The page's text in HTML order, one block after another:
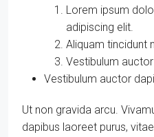
Lorem ipsum
adipiscing elit.
Aliquam tincidunt
Vestibulum
Vestibulum auctor
Ut non gravida arcu.
dapibus laoreet purus,